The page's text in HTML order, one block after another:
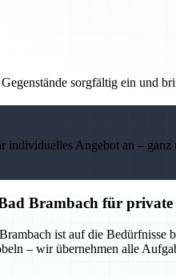
sorgfältig ein und
individuelles Angebot an –
Brambach für
ist auf die
– wir übernehmen alle